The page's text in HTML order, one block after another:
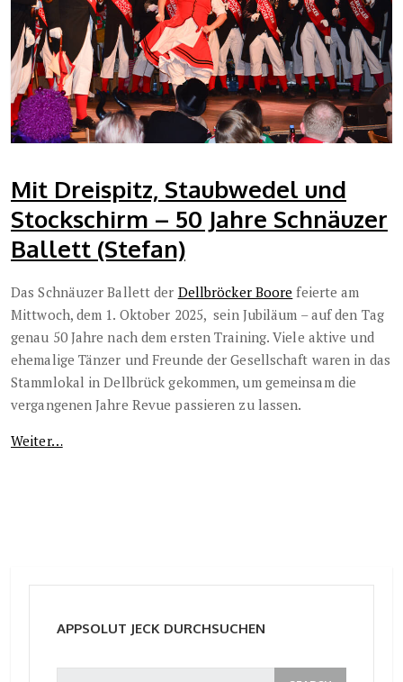
Mit Dreispitz, Staubwedel und
Stockschirm – 50 Jahre Schnäuzer
Ballett (Stefan)
Das Schnäuzer Ballett der Dellbröcker Boore feierte am
Mittwoch, dem 1. Oktober 2025, sein Jubiläum – auf den Tag
genau 50 Jahre nach dem ersten Training. Viele aktive und
ehemalige Tänzer und Freunde der Gesellschaft waren in das
Stammlokal in Dellbrück gekommen, um gemeinsam die
vergangenen Jahre Revue passieren zu lassen.
Weiter…
APPSOLUT JECK DURCHSUCHEN